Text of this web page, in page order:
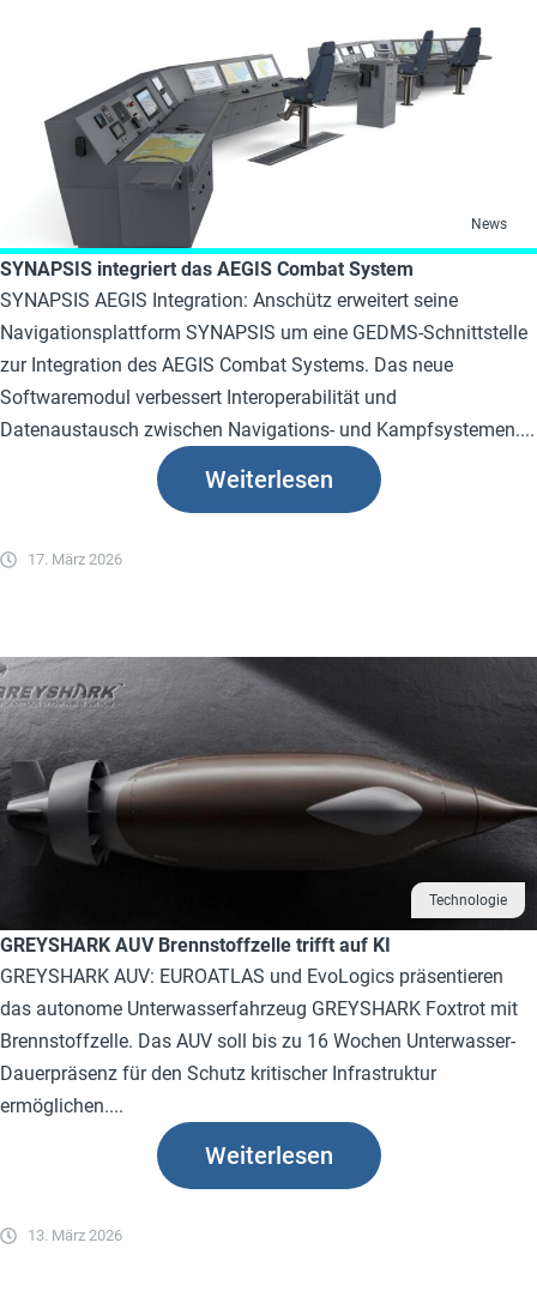
News
SYNAPSIS integriert das AEGIS Combat System
SYNAPSIS AEGIS Integration: Anschütz erweitert seine
Navigationsplattform SYNAPSIS um eine GEDMS-Schnittstelle
zur Integration des AEGIS Combat Systems. Das neue
Softwaremodul verbessert Interoperabilität und
Datenaustausch zwischen Navigations- und Kampfsystemen....
17. März 2026
Weiterlesen
Technologie
GREYSHARK AUV Brennstoffzelle trifft auf KI
GREYSHARK AUV: EUROATLAS und EvoLogics präsentieren
das autonome Unterwasserfahrzeug GREYSHARK Foxtrot mit
Brennstoffzelle. Das AUV soll bis zu 16 Wochen Unterwasser-
Dauerpräsenz für den Schutz kritischer Infrastruktur
ermöglichen....
13. März 2026
Weiterlesen